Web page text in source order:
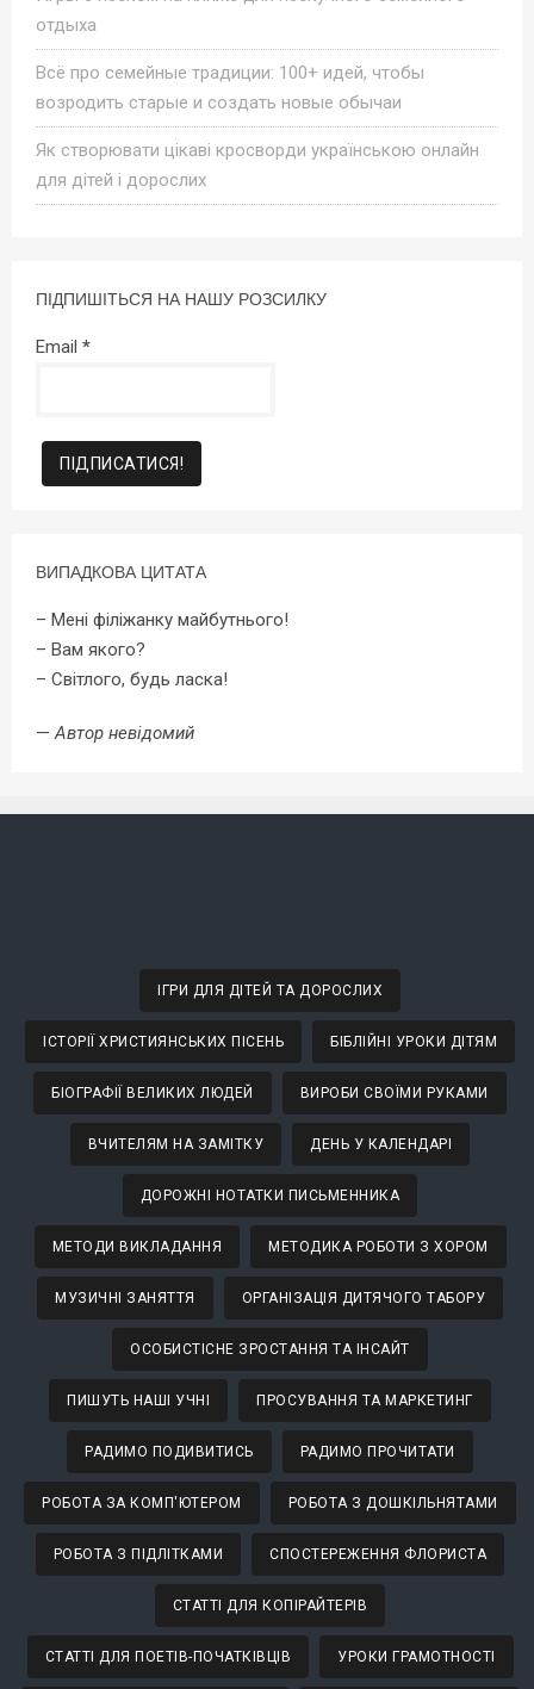
отдыха
Всё про семейные традиции: 100+ идей, чтобы
возродить старые и создать новые обычаи
Як створювати цікаві кросворди українською онлайн
для дітей і дорослих
ПІДПИШІТЬСЯ НА НАШУ РОЗСИЛКУ
Email *
ВИПАДКОВА ЦИТАТА
– Мені філіжанку майбутнього!
– Вам якого?
– Світлого, будь ласка!
—Автор невідомий
ІГРИ ДЛЯ ДІТЕЙ ТА ДОРОСЛИХ
ІСТОРІЇ ХРИСТИЯНСЬКИХ ПІСЕНЬ БІБЛІЙНІ УРОКИ ДІТЯМ
БІОГРАФІЇ ВЕЛИКИХ ЛЮДЕЙ ВИРОБИ СВОЇМИ РУКАМИ
ВЧИТЕЛЯМ НА ЗАМІТКУ ДЕНЬ У КАЛЕНДАРІ
ДОРОЖНІ НОТАТКИ ПИСЬМЕННИКА
МЕТОДИ ВИКЛАДАННЯ МЕТОДИКА РОБОТИ З ХОРОМ
МУЗИЧНІ ЗАНЯТТЯ ОРГАНІЗАЦІЯ ДИТЯЧОГО ТАБОРУ
ОСОБИСТІСНЕ ЗРОСТАННЯ ТА ІНСАЙТ
ПИШУТЬ НАШІ УЧНІ ПРОСУВАННЯ ТА МАРКЕТИНГ
РАДИМО ПОДИВИТИСЬ РАДИМО ПРОЧИТАТИ
РОБОТА ЗА КОМП'ЮТЕРОМ РОБОТА З ДОШКІЛЬНЯТАМИ
РОБОТА З ПІДЛІТКАМИ СПОСТЕРЕЖЕННЯ ФЛОРИСТА
СТАТТІ ДЛЯ КОПІРАЙТЕРІВ
СТАТТІ ДЛЯ ПОЕТІВ-ПОЧАТКІВЦІВ УРОКИ ГРАМОТНОСТІ